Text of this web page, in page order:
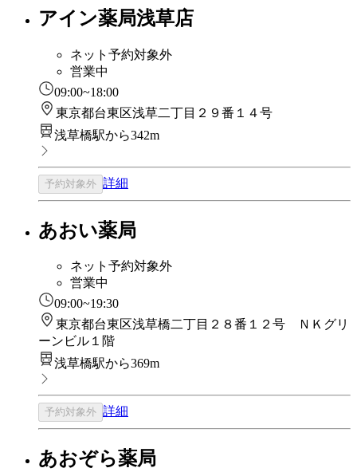
アイン薬局浅草店
ネット予約対象外
営業中
09:00~18:00
東京都台東区浅草二丁目２９番１４号
浅草橋駅から342m
予約対象外 詳細
あおい薬局
ネット予約対象外
営業中
09:00~19:30
東京都台東区浅草橋二丁目２８番１２号 ＮＫグリ
ーンビル１階
浅草橋駅から369m
予約対象外 詳細
あおぞら薬局